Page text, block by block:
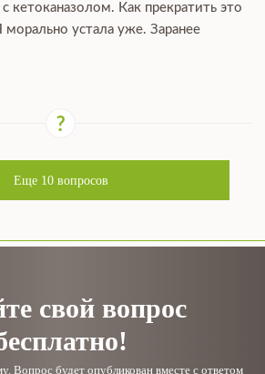
кетоканазолом. Как прекратить это
морально устала уже. Заранее
Еще 10 вопросов
свой вопрос
Вопрос будет опубликован вместе с ответом